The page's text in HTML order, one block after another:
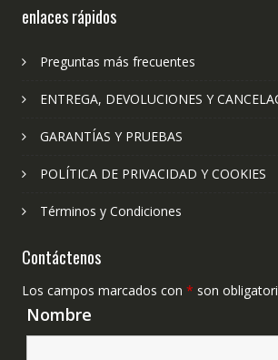
enlaces rápidos
Preguntas más frecuentes
ENTREGA, DEVOLUCIONES Y
GARANTÍAS Y PRUEBAS
POLÍTICA DE PRIVACIDAD Y COOKIES
Términos y Condiciones
Contáctenos
Los campos marcados con * son
Nombre